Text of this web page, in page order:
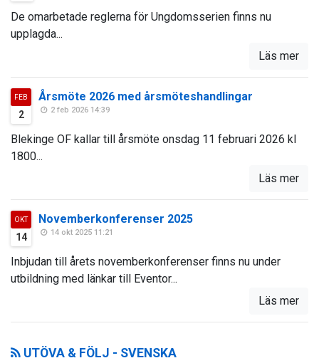
De omarbetade reglerna för Ungdomsserien finns nu
upplagda...
Läs mer
FEB
2
Årsmöte 2026 med årsmöteshandlingar
2 feb 2026 14:39
Blekinge OF kallar till årsmöte onsdag 11 februari 2026 kl
1800...
Läs mer
OKT
14
Novemberkonferenser 2025
14 okt 2025 11:21
Inbjudan till årets novemberkonferenser finns nu under
utbildning med länkar till Eventor...
Läs mer
UTÖVA & FÖLJ - SVENSKA